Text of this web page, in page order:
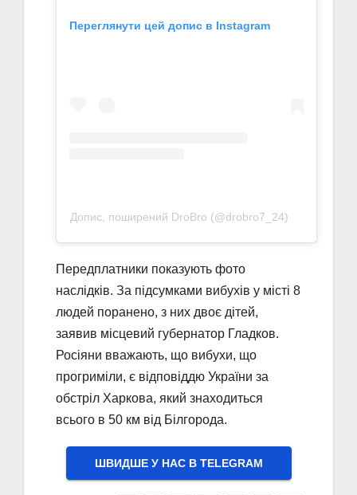
Переглянути цей допис в Instagram
Допис, поширений DroBro (@drobro7_24)
Передплатники показують фото
наслідків. За підсумками вибухів у місті 8
людей поранено, з них двоє дітей,
заявив місцевий губернатор Гладков.
Росіяни вважають, що вибухи, що
прогриміли, є відповіддю України за
обстріл Харкова, який знаходиться
всього в 50 км від Білгорода.
ШВИДШЕ У НАС В ТELEGRAM